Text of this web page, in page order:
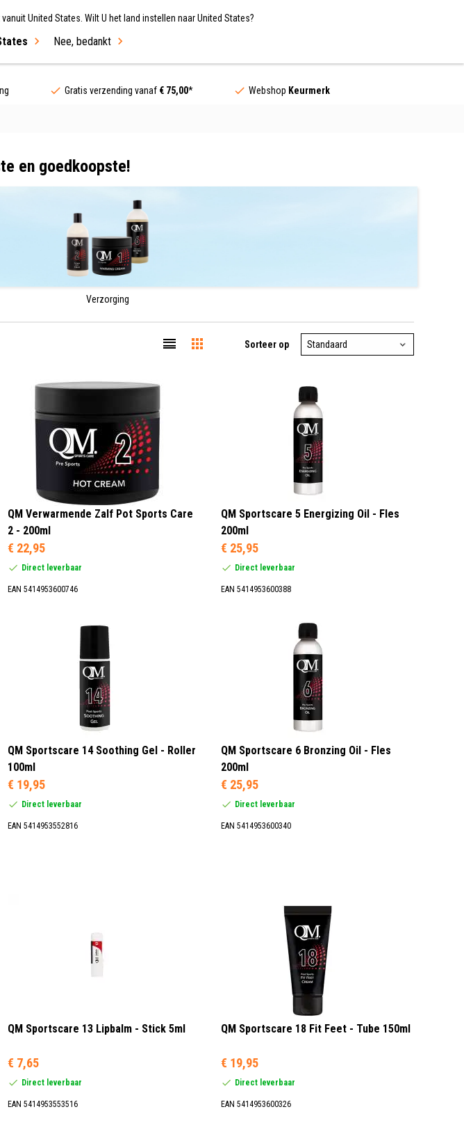
Nederland / EUR
Sale
United States. Wilt U het land instellen naar United States?
Nee, bedankt
Gratis verzending vanaf € 75,00* Webshop Keurmerk
en goedkoopste!
Verzorging
Sorteer op
QM Verwarmende Zalf Pot Sports Care
2 - 200ml
€ 22,95
Direct leverbaar
EAN 5414953600746
QM Sportscare 5 Energizing Oil - Fles
200ml
€ 25,95
Direct leverbaar
EAN 5414953600388
QM Sportscare 14 Soothing Gel - Roller
100ml
€ 19,95
Direct leverbaar
EAN 5414953552816
QM Sportscare 6 Bronzing Oil - Fles
200ml
€ 25,95
Direct leverbaar
EAN 5414953600340
QM Sportscare 13 Lipbalm - Stick 5ml
€ 7,65
Direct leverbaar
EAN 5414953553516
QM Sportscare 18 Fit Feet - Tube 150ml
€ 19,95
Direct leverbaar
EAN 5414953600326